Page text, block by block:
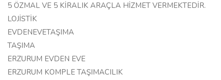
5 ÖZMAL VE 5 KİRALIK ARAÇLA HİZMET VERMEKTEDİR.
LOJİSTİK
EVDENEVETAŞIMA
TAŞIMA
ERZURUM EVDEN EVE
ERZURUM KOMPLE TAŞIMACILIK